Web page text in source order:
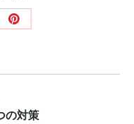
Share
の対策